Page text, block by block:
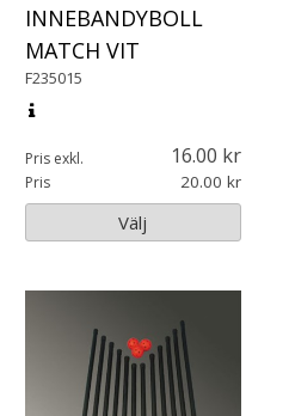
INNEBANDYBOLL
MATCH VIT
F235015
Pris exkl. 16.00
Pris 20.00
Välj